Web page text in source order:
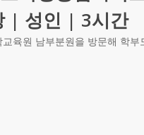
| 성인 | 3시간
육원 남부분원을 방문해 학